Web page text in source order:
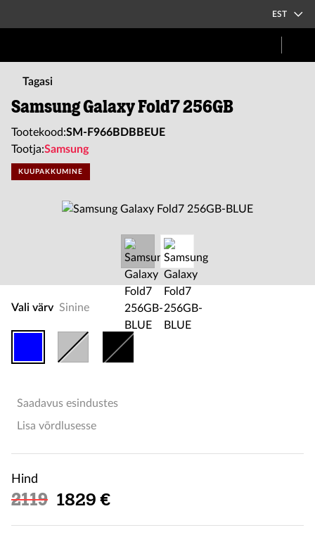
EST
Tagasi
Samsung Galaxy Fold7 256GB
Tootekood:SM-F966BDBBEUE
Tootja:Samsung
KUUPAKKUMINE
Vali värv Sinine
Saadavus esindustes
Lisa võrdlusesse
Hind
2119 Soodushind
1829 €